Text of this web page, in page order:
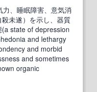
、睡眠障害、意気消
未遂）を示し、器質
state of depression
and lethargy
and morbid
and sometimes
organic